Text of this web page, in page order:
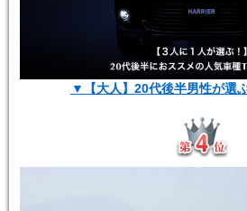
▼【大人】20代後半男性が選